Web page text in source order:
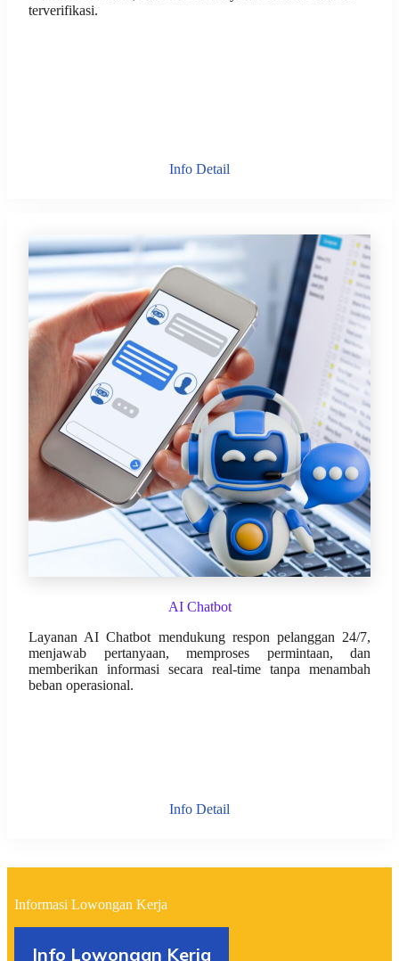
terverifikasi.
Info Detail
AI Chatbot
Layanan AI Chatbot mendukung respon pelanggan 24/7,
menjawab pertanyaan, memproses permintaan, dan
memberikan informasi secara real-time tanpa menambah
beban operasional.
Info Detail
Informasi Lowongan Kerja
Info Lowongan Kerja